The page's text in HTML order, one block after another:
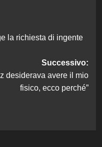
la richiesta di ingente
Successivo:
desiderava avere il mio
fisico, ecco perché”